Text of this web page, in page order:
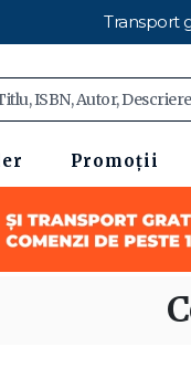
Transport
Promoții